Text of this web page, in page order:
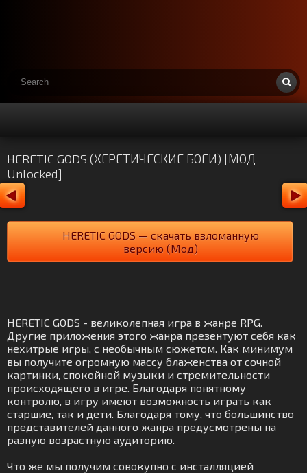
HERETIC GODS (ХЕРЕТИЧЕСКИЕ БОГИ) [МОД
Unlocked]
HERETIC GODS — скачать взломанную
версию (Мод)
HERETIC GODS - великолепная игра в жанре RPG.
Другие приложения этого жанра презентуют себя как
нехитрые игры, с необычным сюжетом. Как минимум
вы получите огромную массу блаженства от сочной
картинки, спокойной музыки и стремительности
происходящего в игре. Благодаря понятному
контролю, в игру имеют возможность играть как
старшие, так и дети. Благодаря тому, что большинство
представителей данного жанра предусмотрены на
разную возрастную аудиторию.
Что же мы получим совокупно с инсталляцией